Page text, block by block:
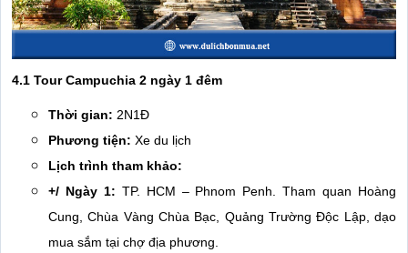
4.1 Tour Campuchia 2 ngày 1 đêm
Thời gian: 2N1Đ
Phương tiện: Xe du lịch
Lịch trình tham khảo:
+/ Ngày 1: TP. HCM – Phnom Penh. Tham quan Hoàng
Cung, Chùa Vàng Chùa Bạc, Quảng Trường Độc Lập, dạo
mua sắm tại chợ địa phương.